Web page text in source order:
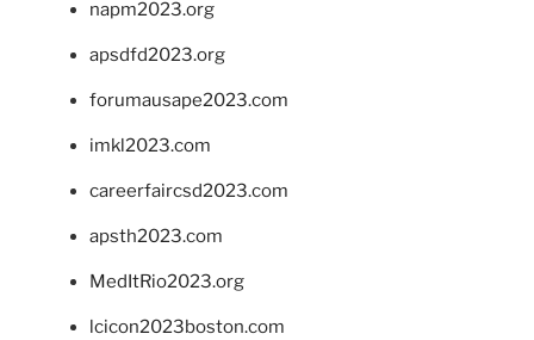
napm2023.org
apsdfd2023.org
forumausape2023.com
imkl2023.com
careerfaircsd2023.com
apsth2023.com
MedItRio2023.org
lcicon2023boston.com